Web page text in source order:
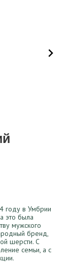
году в Умбрии
это была
мужского
бренд,
шерсти. С
семьи, а с